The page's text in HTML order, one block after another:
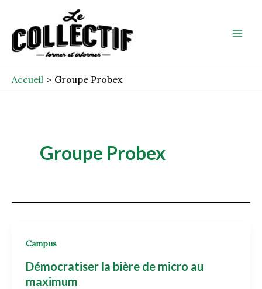
contenu
Accueil Groupe Probex
Groupe Probex
Campus
Démocratiser la bière de micro au
maximum